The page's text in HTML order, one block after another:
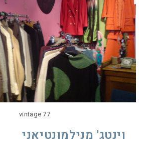
vintage 77
וינטג' מנילמונטיאני